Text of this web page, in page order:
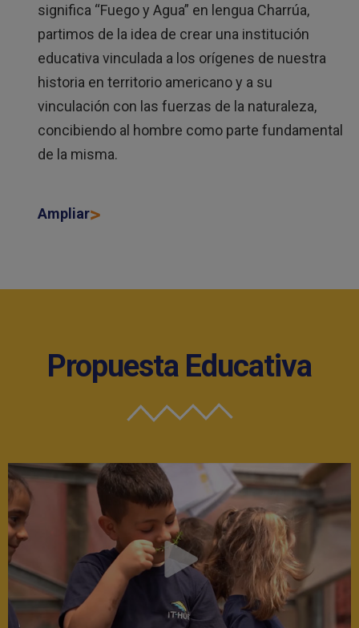
significa “Fuego y Agua” en lengua Charrúa,
partimos de la idea de crear una institución
educativa vinculada a los orígenes de nuestra
historia en territorio americano y a su
vinculación con las fuerzas de la naturaleza,
concibiendo al hombre como parte fundamental
de la misma.
Ampliar
Propuesta Educativa